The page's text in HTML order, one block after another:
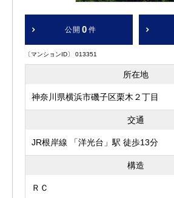
公開 0 件
〔マンションID〕 013351
所在地
神奈川県横浜市磯子区栗木２丁目
交通
JR根岸線 「洋光台」駅 徒歩13分
構造
ＲＣ